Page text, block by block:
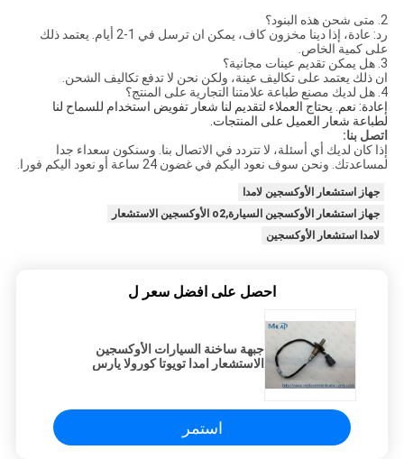
2. متى شحن هذه البنود؟
رد: عادة، إذا دينا مخزون كاف، يمكن ان ترسل في 1-2 أيام. يعتمد ذلك
على كمية الخاص.
3. هل يمكن تقديم عينات مجانية؟
ان ذلك يعتمد على تكاليف عينة، ولكن نحن لا تدفع تكاليف الشحن.
4. هل لديك مصنع طباعة علامتنا التجارية على المنتج؟
إعادة: نعم. يحتاج العملاء لتقديم لنا شعار تفويض استخدام للسماح لنا
لطباعة شعار العميل على المنتجات.
اتصل بنا:
إذا كان لديك أي أسئلة، لا تتردد في الاتصال بنا. وسنكون سعداء جدا
لمساعدتك. ونحن سوف نعود اليكم في غضون 24 ساعة أو نعود اليكم فورا.
جهاز استشعار الأوكسجين لامدا
جهاز استشعار الأوكسجين السيارة,o2 الأوكسجين الاستشعار
لامدا استشعار الأوكسجين
احصل على افضل سعر ل
جبهة ساخنة السيارات الأوكسجين
الاستشعار امدا تويوتا كورولا يارس
استمر